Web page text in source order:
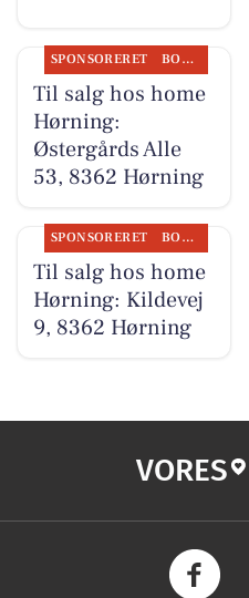
SPONSORERET BOLIGMARKED
Til salg hos home
Hørning:
Østergårds Alle
53, 8362 Hørning
SPONSORERET BOLIGMARKED
Til salg hos home
Hørning: Kildevej
9, 8362 Hørning
VORES